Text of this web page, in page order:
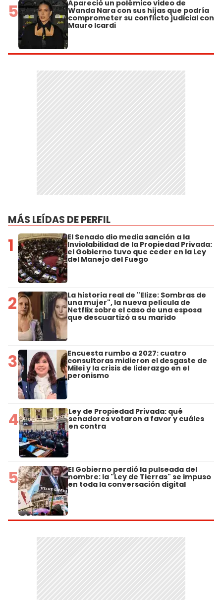
5 Apareció un polémico video de
Wanda Nara con sus hijas que podría
comprometer su conflicto judicial con
Mauro Icardi
MÁS LEÍDAS DE PERFIL
1 El Senado dio media sanción a la
Inviolabilidad de la Propiedad Privada:
el Gobierno tuvo que ceder en la Ley
del Manejo del Fuego
2 La historia real de "Elize: Sombras de
una mujer", la nueva película de
Netflix sobre el caso de una esposa
que descuartizó a su marido
3 Encuesta rumbo a 2027: cuatro
consultoras midieron el desgaste de
Milei y la crisis de liderazgo en el
peronismo
4 Ley de Propiedad Privada: qué
senadores votaron a favor y cuáles
en contra
5 El Gobierno perdió la pulseada del
nombre: la "Ley de Tierras" se impuso
en toda la conversación digital